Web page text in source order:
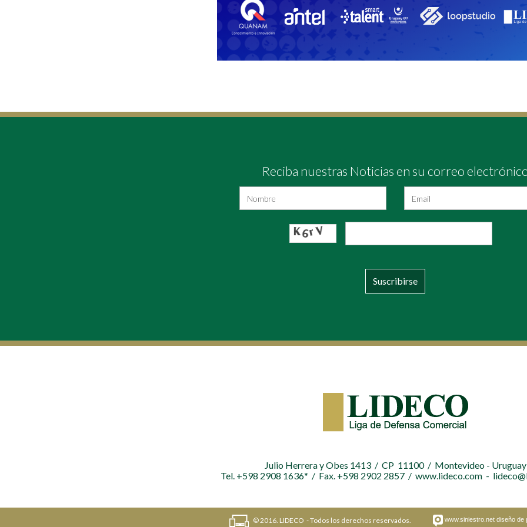
Reciba nuestras Noticias en su correo
Suscribirse
Julio Herrera y Obes 1413 / CP 11100 / Montevideo - Uruguay
Tel. +598 2908 1636* / Fax. +598 2902 2857 / www.lideco.com -
© 2016. LIDECO - Todos los derechos reservados. www.siniestro.net diseño de